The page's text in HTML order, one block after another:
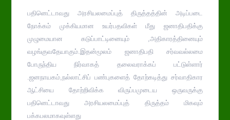
பதினெட்டாவது அரசியலமைப்புத் திருத்தத்தின் அடிப்படை
நோக்கம் முக்கியமான உயர்பதவிகள் மீது ஜனாதிபதிக்கு
முழுமையான கடுப்பாட்டினையும் ,அதிகாரத்தினையும்
வழங்குவதேயாகும்.இதன்மூலம் ஜனாதிபதி சர்வவல்லமை
போருந்திய நிர்வாகத் தலைவராக்கப் பட்டுள்ளார்
.ஜனநாயகம்,நல்லாட்சிப் பண்புகளைத் தோற்கடித்து சர்வாதிகார
ஆட்சியை தோற்றிவிக்க விருப்பமுடைய ஒருவருக்கு
பதினெட்டாவது அரசியலமைப்புத் திருத்தம் மிகவும்
பக்கபலமாகவுள்ளது